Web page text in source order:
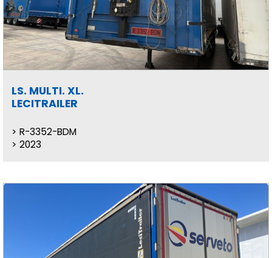
LS. MULTI. XL.
LECITRAILER
R-3352-BDM
2023